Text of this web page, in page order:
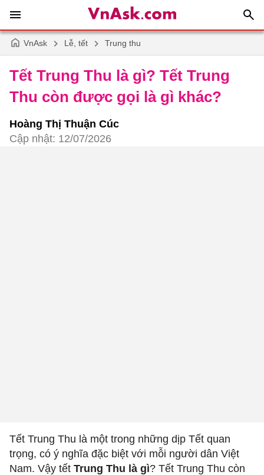
VnAsk Lễ, tết Trung thu
Tết Trung Thu là gì? Tết Trung
Thu còn được gọi là gì khác?
Hoàng Thị Thuận Cúc
Cập nhật: 12/07/2026
Tết Trung Thu là một trong những dịp Tết quan
trọng, có ý nghĩa đặc biệt với mỗi người dân Việt
Nam. Vậy tết Trung Thu là gì? Tết Trung Thu còn